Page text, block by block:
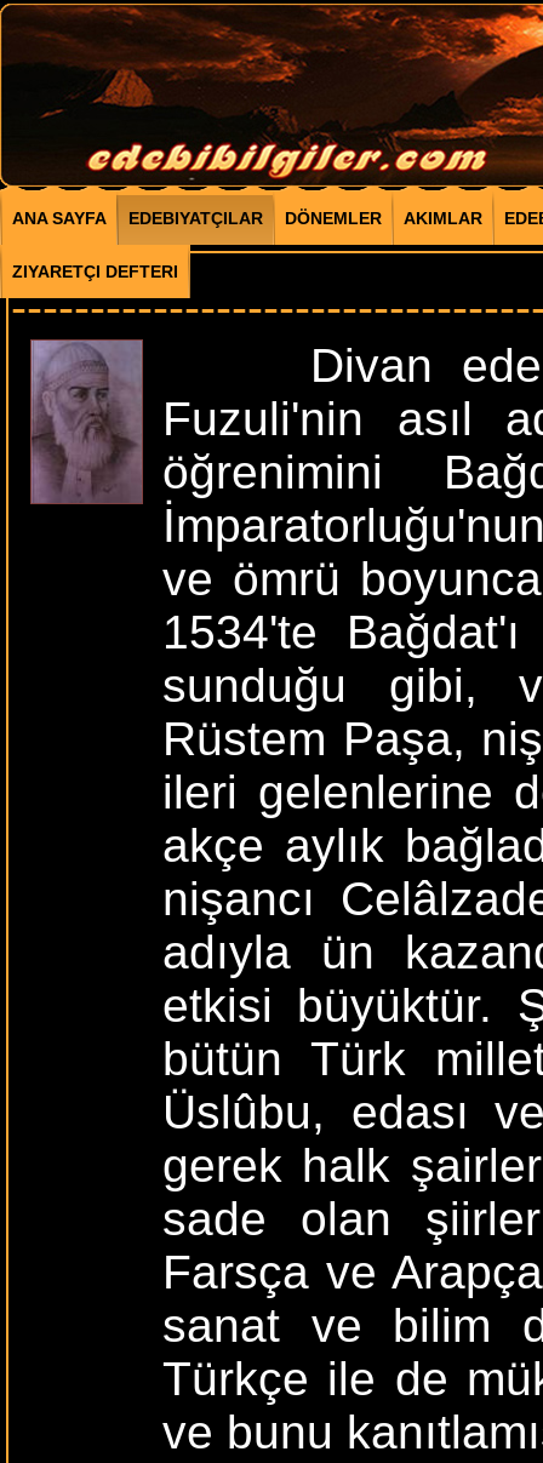
ANA SAYFA EDEBIYATÇILAR DÖNEMLER AKIMLAR
ZIYARETÇI DEFTERI
FUZÛLÎ
Divan
Fuzuli'nin asıl
öğrenimini
ve ömrü
1534'te
sunduğu gibi,
Rüstem Paşa,
ileri gelenlerine
akçe aylık
nişancı
adıyla ün
etkisi büyüktür.
bütün Türk
Üslûbu, edası
gerek halk
sade olan
Farsça ve
sanat ve bilim
Türkçe ile de
ve bunu